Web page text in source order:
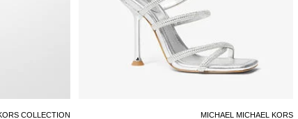
COLLECTION MICHAEL MICHAEL KORS